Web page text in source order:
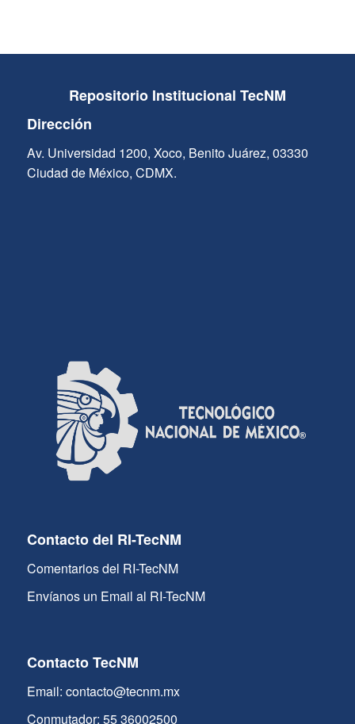
Repositorio Institucional TecNM
Dirección
Av. Universidad 1200, Xoco, Benito Juárez, 03330
Ciudad de México, CDMX.
Contacto del RI-TecNM
Comentarios del RI-TecNM
Envíanos un Email al RI-TecNM
Contacto TecNM
Email: contacto@tecnm.mx
Conmutador: 55 36002500